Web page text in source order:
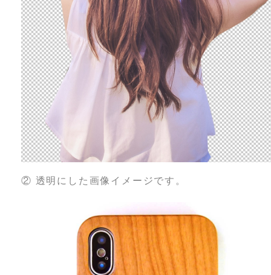
② 透明にした画像イメージです。